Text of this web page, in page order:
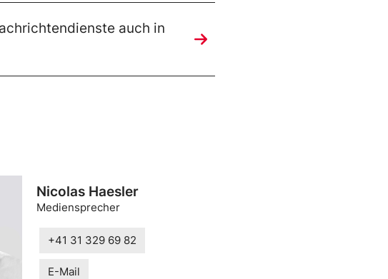
auch in
Nicolas Haesler
Mediensprecher
+41 31 329 69 82
E-Mail